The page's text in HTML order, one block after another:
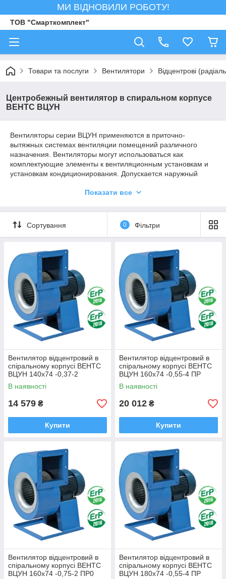
МИ ВІДНОВИЛИ РОБОТУ!
ТОВ "Смарткомплект"
Товари та послуги Вентилятори Відцентрові
Центробежный вентилятор в спиральном корпусе
ВЕНТС ВЦУН
Вентиляторы серии ВЦУН применяются в приточно-
вытяжных системах вентиляции помещений различного
назначения. Вентиляторы могут использоваться как
комплектующие элементы к вентиляционным установкам и
установкам кондиционирования. Допускается наружный
полимерным покрытием. Вентилятор ВЦУН может быть
вправо, так и влево. Двигатели двух- или четырех, 6-ти или
восьми-полюсные асинхронные с внешним ротором, на оси
которых устанавливается рабочее колесо с вперед
захистом з автоматичним перезапуском. Плавне або
ступінчасте регулювання здійснюється за допомогою
тиристорного або трансформаторного регулятора. Вихлопної
і всмоктуючий патрубки мають прямокутний і круглий
перетин відповідно.
Показати все
Сортування 0 Фільтри
Вентилятор відцентровий в
спіральному корпусі ВЕНТС
ВЦУН 140х74 -0,37-2
В наявності
14 579 ₴
Купити
Вентилятор відцентровий в
спіральному корпусі ВЕНТС
ВЦУН 160х74 -0,55-4 ПР
В наявності
20 012 ₴
Купити
Вентилятор відцентровий в
спіральному корпусі ВЕНТС
ВЦУН 160х74 -0,75-2 ПР0
Вентилятор відцентровий в
спіральному корпусі ВЕНТС
ВЦУН 180х74 -0,55-4 ПР